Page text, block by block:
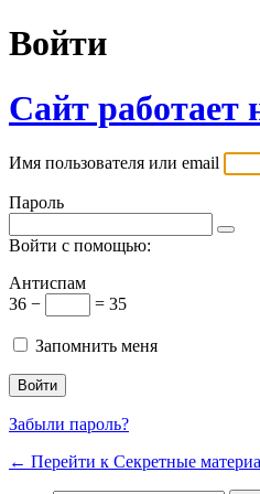
Войти
Сайт работает
Имя пользователя или email
Пароль
Войти с помощью:
Антиспам
36 −
= 35
Запомнить меня
Забыли пароль?
← Перейти к Секретные